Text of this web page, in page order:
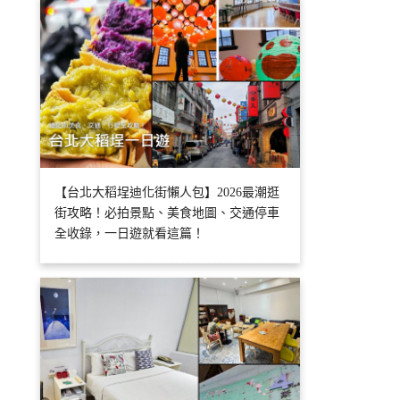
【台北大稻埕迪化街懶人包】2026最潮逛
街攻略！必拍景點、美食地圖、交通停車
全收錄，一日遊就看這篇！